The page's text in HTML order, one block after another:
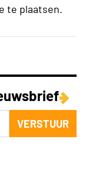
te plaatsen.
VERSTUUR